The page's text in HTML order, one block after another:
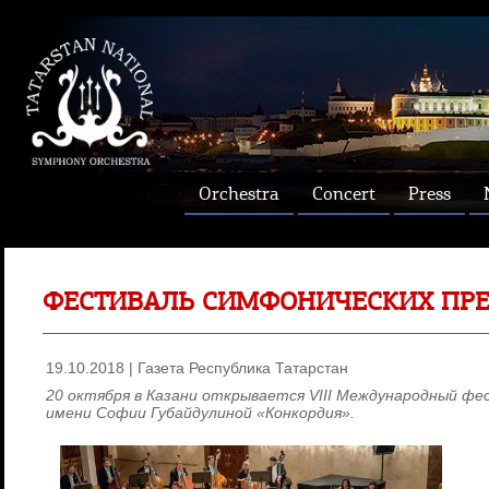
Orchestra Concert Press
ФЕСТИВАЛЬ СИМФОНИЧЕСКИХ
19.10.2018 | Газета Республика Татарстан
20 октября в Казани открывается VIII Международный
имени Софии Губайдулиной «Конкордия».